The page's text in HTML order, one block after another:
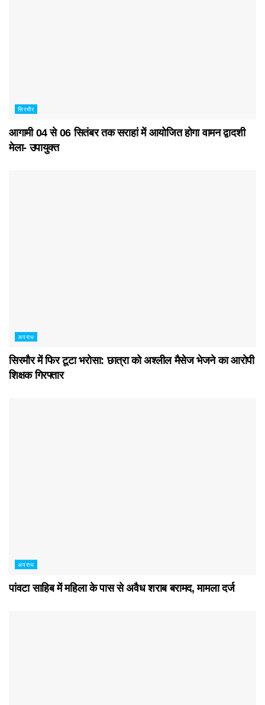
सिरमौर
आगामी 04 से 06 सितंबर तक सराहां में आयोजित होगा वामन द्वादशी
मेला- उपायुक्त
अपराध
सिरमौर में फिर टूटा भरोसा: छात्रा को अश्लील मैसेज भेजने का आरोपी
शिक्षक गिरफ्तार
अपराध
पांवटा साहिब में महिला के पास से अवैध शराब बरामद, मामला दर्ज